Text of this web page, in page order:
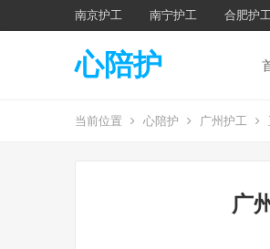
南京护工 南宁护工 合肥护
心陪护
当前位置 心陪护 广州护工
广